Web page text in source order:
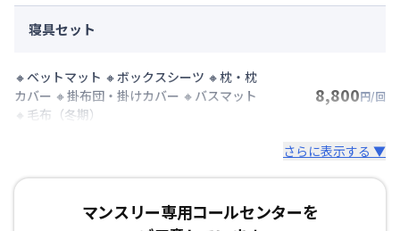
寝具セット
🔸ベットマット 🔸ボックスシーツ 🔸枕・枕
カバー 🔸掛布団・掛けカバー 🔸バスマット
🔸毛布（冬期）
8,800円/回
さらに表示する ▼
マンスリー専用コールセンターを